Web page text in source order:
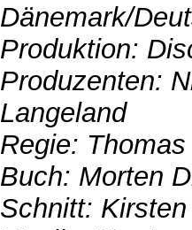
Dänemark/
Produktion:
Produzenten:
Langeland
Regie:
Buch: Morten
Schnitt: